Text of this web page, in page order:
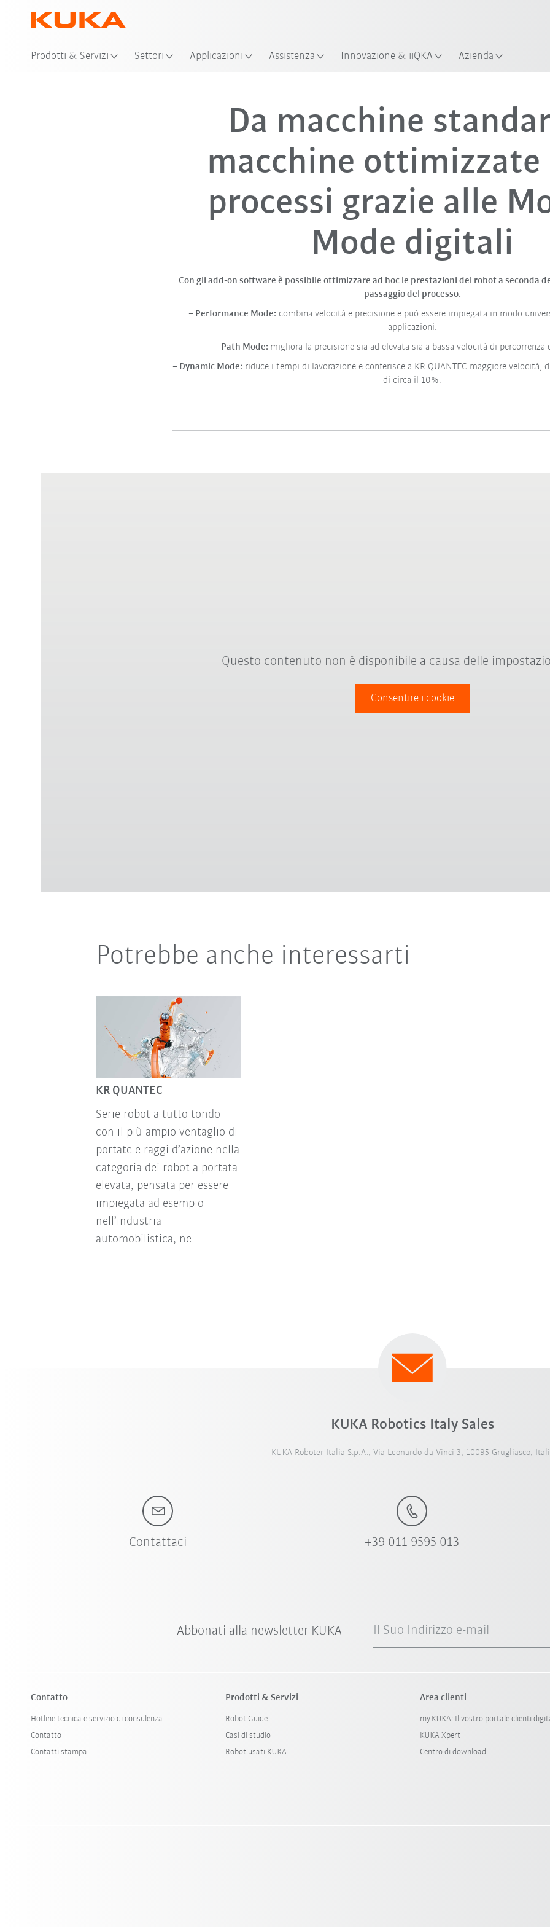
Prodotti & Servizi Settori Applicazioni Assistenza Innovazione & iiQKA Azienda
Da macchine
macchine ottimizzate
processi grazie alle
Mode digitali
Con gli add-on software è possibile ottimizzare ad hoc le prestazioni del robot a seconda
passaggio del processo.
– Performance Mode: combina velocità e precisione e può essere impiegata in modo
applicazioni.
– Path Mode: migliora la precisione sia ad elevata sia a bassa velocità di
– Dynamic Mode: riduce i tempi di lavorazione e conferisce a KR QUANTEC maggiore
di circa il 10%.
Questo contenuto non è disponibile a causa delle
Consentire i cookie
Potrebbe anche interessarti
KR QUANTEC
Serie robot a tutto tondo
con il più ampio ventaglio di
portate e raggi d’azione nella
categoria dei robot a portata
elevata, pensata per essere
impiegata ad esempio
nell’industria
automobilistica, ne
KUKA Robotics Italy Sales
KUKA Roboter Italia S.p.A., Via Leonardo da Vinci 3, 10095 Grugliasco,
Contattaci +39 011 9595 013
Abbonati alla newsletter KUKA Il Suo Indirizzo e-mail
Contatto
Hotline tecnica e servizio di consulenza
Contatto
Contatti stampa
Prodotti & Servizi
Robot Guide
Casi di studio
Robot usati KUKA
Area clienti
my.KUKA: Il vostro portale clienti
KUKA Xpert
Centro di download